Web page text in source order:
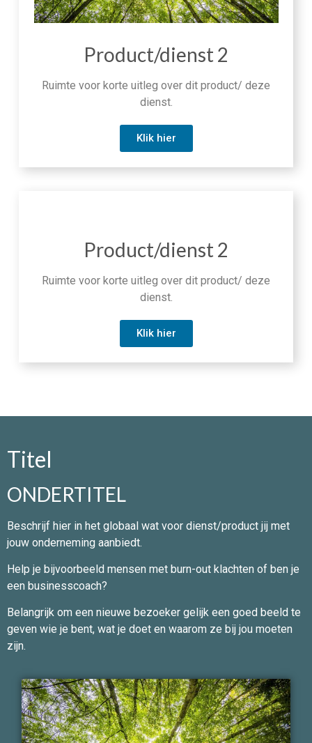
Product/dienst 2
Ruimte voor korte uitleg over dit product/ deze
dienst.
Klik hier
Product/dienst 2
Ruimte voor korte uitleg over dit product/ deze
dienst.
Klik hier
Titel
ONDERTITEL
Beschrijf hier in het globaal wat voor dienst/product jij met
jouw onderneming aanbiedt.
Help je bijvoorbeeld mensen met burn-out klachten of ben je
een businesscoach?
Belangrijk om een nieuwe bezoeker gelijk een goed beeld te
geven wie je bent, wat je doet en waarom ze bij jou moeten
zijn.